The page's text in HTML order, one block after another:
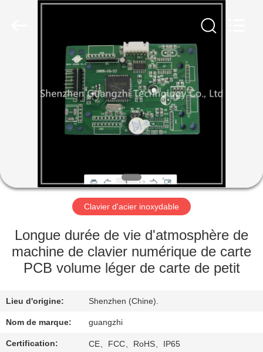
MAISON
PRODUITS
DE
NOUS
VISITE
D'USINE
DE
QUALITÉ
Clavier d'acier inoxydable
Longue durée de vie d'atmosphère de
machine de clavier numérique de carte
PCB volume léger de carte de petit
Lieu d'origine: Shenzhen (Chine).
Nom de marque: guangzhi
Certification: CE、FCC、RoHS、IP65